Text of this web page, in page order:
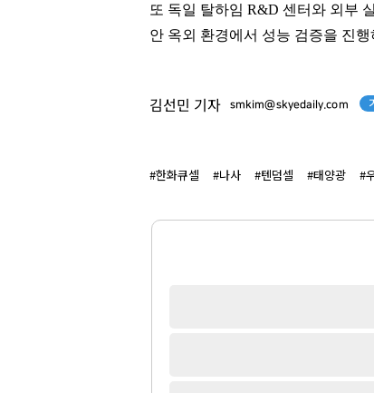
대웅제약
팬클럽 참여
제너시스 BBQ
팬클럽 참여
또 독일 탈하임 R&D 센터와 외부
안 옥외 환경에서 성능 검증을 진
김선민 기자 smkim@skyedaily.com
#한화큐셀 #나사 #텐덤셀 #태양광 #